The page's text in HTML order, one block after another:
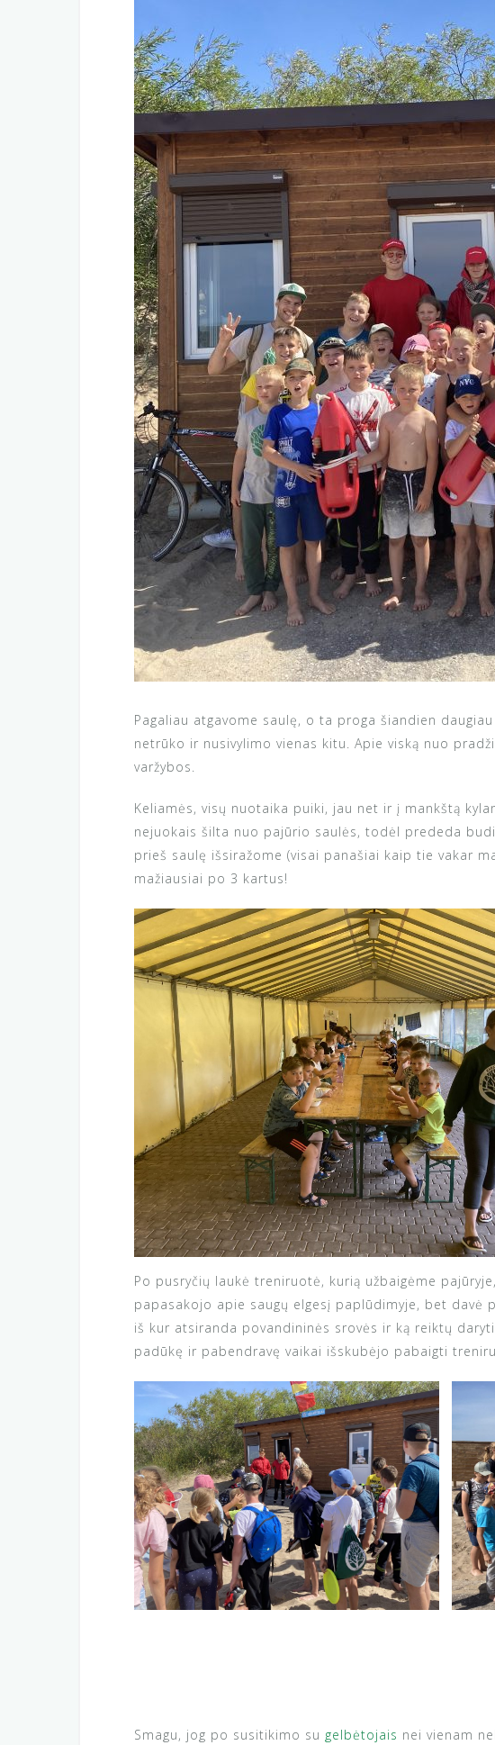
Pagaliau atgavome saulę, o ta proga šiandien
netrūko ir nusivylimo vienas kitu. Apie viską nuo
varžybos.
Keliamės, visų nuotaika puiki, jau net ir į mankštą
nejuokais šilta nuo pajūrio saulės, todėl prededa
prieš saulę išsiražome (visai panašiai kaip tie vakar
mažiausiai po 3 kartus!
Po pusryčių laukė treniruotė, kurią užbaigėme
papasakojo apie saugų elgesį paplūdimyje, bet
iš kur atsiranda povandininės srovės ir ką reiktų
padūkę ir pabendravę vaikai išskubėjo pabaigti
Smagu, jog po susitikimo su gelbėtojais nei vienam